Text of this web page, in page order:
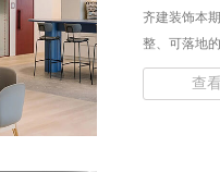
齐建装饰本
整、可落地
查